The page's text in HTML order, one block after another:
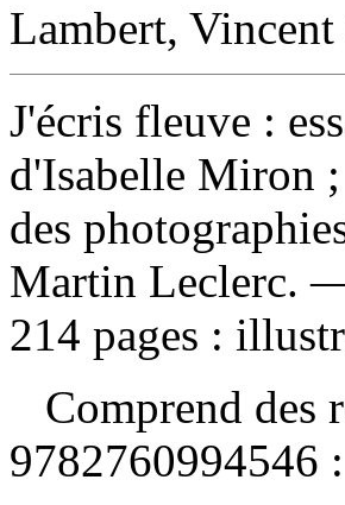
Lambert,
J'écris fleuve :
d'Isabelle Miron
des
Martin Leclerc.
214 pages :
Comprend des
9782760994546 :